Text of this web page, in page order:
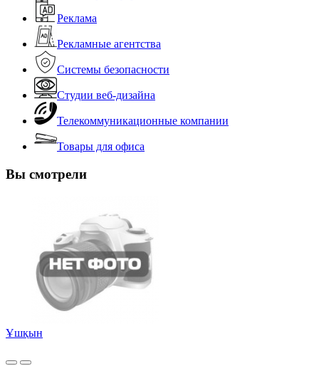
Реклама
Рекламные агентства
Системы безопасности
Студии веб-дизайна
Телекоммуникационные компании
Товары для офиса
Вы смотрели
Ұшқын